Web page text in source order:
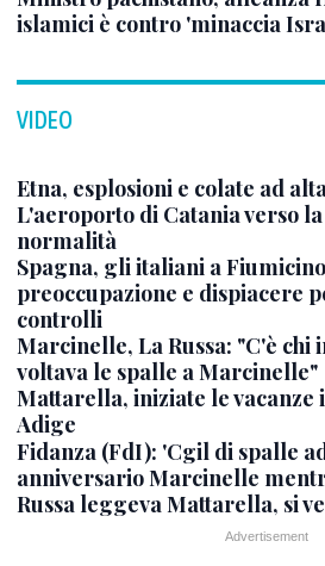
islamici è contro 'minaccia
VIDEO
Etna, esplosioni e colate ad
L'aeroporto di Catania verso la
normalità
Spagna, gli italiani a
preoccupazione e dispiacere
controlli
Marcinelle, La Russa: "C'è chi
voltava le spalle a Marcinelle"
Mattarella, iniziate le vacanze
Adige
Fidanza (FdI): 'Cgil di spalle
anniversario Marcinelle
Russa leggeva Mattarella, si